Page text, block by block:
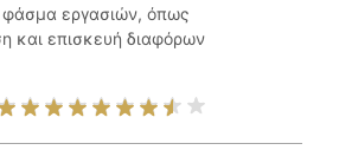
εργασιών, όπως
και επισκευή διαφόρων